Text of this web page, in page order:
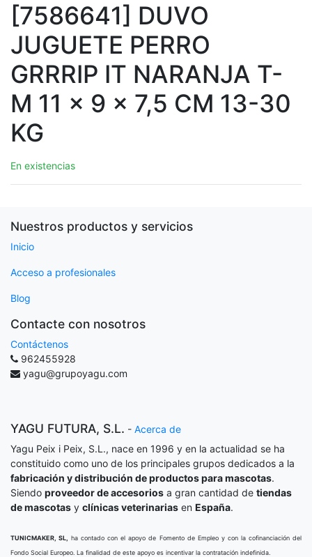
[7586641] DUVO
JUGUETE PERRO
GRRRIP IT NARANJA T-
M 11 x 9 x 7,5 CM 13-30
KG
En existencias
Nuestros productos y servicios
Inicio
Acceso a profesionales
Blog
Contacte con nosotros
Contáctenos
962455928
yagu@grupoyagu.com
YAGU FUTURA, S.L. - Acerca de
Yagu Peix i Peix, S.L., nace en 1996 y en la actualidad se ha
constituido como uno de los principales grupos dedicados a la
fabricación y distribución de productos para mascotas.
Siendo proveedor de accesorios a gran cantidad de tiendas
de mascotas y clínicas veterinarias en España.
TUNICMAKER, SL,
ha contado con el apoyo de Fomento de Empleo y con la cofinanciación del
Fondo Social Europeo. La finalidad de este apoyo es incentivar la contratación indefinida.